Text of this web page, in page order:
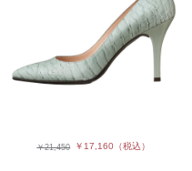
￥21,450 ￥17,160 （税込）